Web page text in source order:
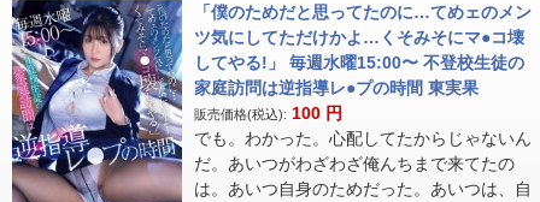
「僕のためだと思ってたのに…てめェのメン
ツ気にしてただけかよ…くそみそにマ●コ壊
してやる!」 毎週水曜15:00〜 不登校生徒の
家庭訪問は逆指導レ●プの時間 東実果
販売価格(税込): 100 円
でも。わかった。心配してたからじゃないん
だ。あいつがわざわざ俺んちまで来てたの
は。あいつ自身のためだった。あいつは、自